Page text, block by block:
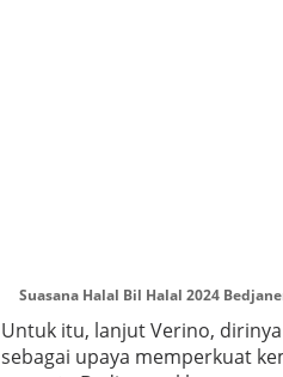
Suasana Halal Bil Halal 2024
Untuk itu, lanjut Verino,
sebagai upaya memperkuat